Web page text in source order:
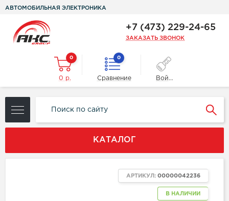
АВТОМОБИЛЬНАЯ ЭЛЕКТРОНИКА
+7 (473) 229-24-65
ЗАКАЗАТЬ ЗВОНОК
0
0 р.
0
Сравнение Войти
КАТАЛОГ
В НАЛИЧИИ
АРТИКУЛ: 00000042236